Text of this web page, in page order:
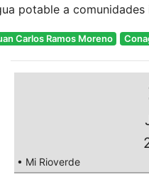
potable a comunidades
Carlos Ramos Moreno
• Mi Rioverde